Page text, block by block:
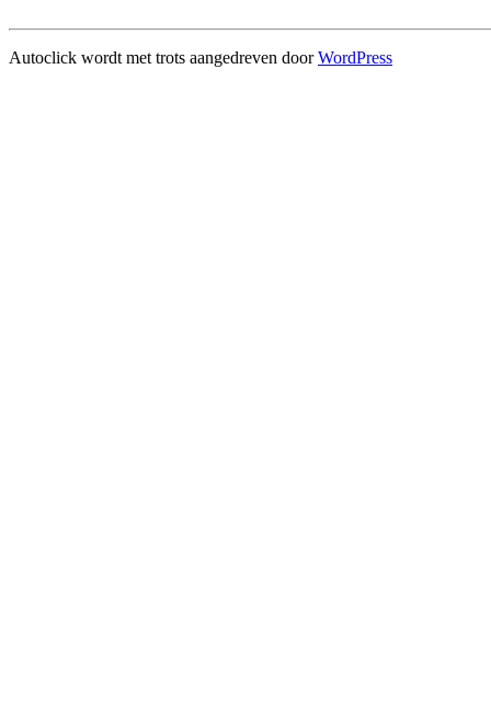
Autoclick wordt met trots aangedreven doorWordPress